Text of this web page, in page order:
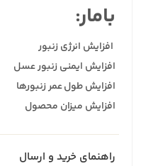
بامار:
افزایش انرژی زنبور
افزایش ایمنی زنبور عسل
افزایش طول عمر زنبورها
افزایش میزان محصول
راهنمای خرید و ارسال